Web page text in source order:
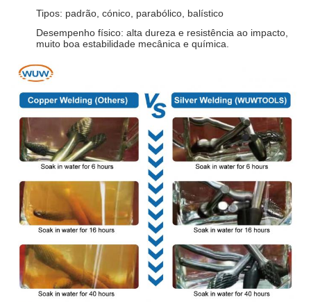
Tipos: padrão, cónico, parabólico, balístico
Desempenho físico: alta dureza e resistência ao impacto,
muito boa estabilidade mecânica e química.